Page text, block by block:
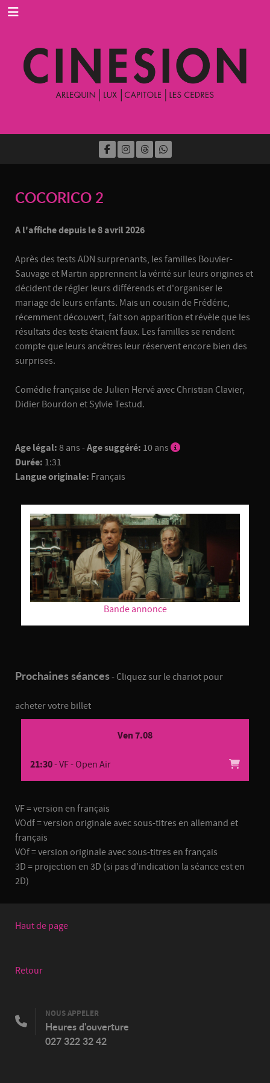
COCORICO 2
A l'affiche depuis le 8 avril 2026
Après des tests ADN surprenants, les familles Bouvier-
Sauvage et Martin apprennent la vérité sur leurs origines et
décident de régler leurs différends et d'organiser le
mariage de leurs enfants. Mais un cousin de Frédéric,
récemment découvert, fait son apparition et révèle que les
résultats des tests étaient faux. Les familles se rendent
compte que leurs ancêtres leur réservent encore bien des
surprises.
Comédie française de Julien Hervé avec Christian Clavier,
Didier Bourdon et Sylvie Testud.
Age légal: 8 ans -Age suggéré: 10 ans
Durée: 1:31
Langue originale: Français
Bande annonce
Prochaines séances- Cliquez sur le chariot pour
acheter votre billet
Ven 7.08
21:30- VF - Open Air
VF = version en français
VOdf = version originale avec sous-titres en allemand et
français
VOf = version originale avec sous-titres en français
3D = projection en 3D (si pas d'indication la séance est en
2D)
Haut de page
Retour
NOUS APPELER
Heures d'ouverture
027 322 32 42